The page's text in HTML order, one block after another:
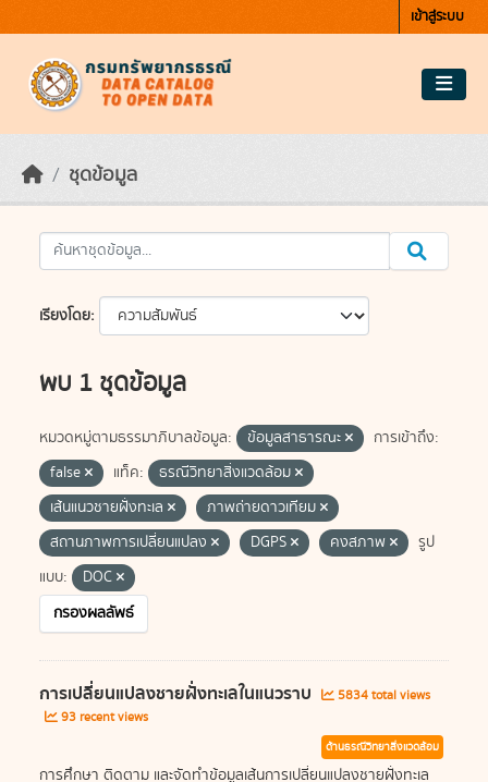
เข้าสู่ระบบ
ชุดข้อมูล
เรียงโดย
พบ 1 ชุดข้อมูล
หมวดหมู่ตามธรรมาภิบาลข้อมูล: ข้อมูลสาธารณะ
การเข้าถึง:
false
แท็ค:
ธรณีวิทยาสิ่งแวดล้อม
เส้นแนวชายฝั่งทะเล
ภาพถ่ายดาวเทียม
สถานภาพการเปลี่ยนแปลง
DGPS คงสภาพ
รูป
แบบ:
DOC
กรองผลลัพธ์
การเปลี่ยนแปลงชายฝั่งทะเลในแนวราบ
5834 total views
93 recent views
ด้านธรณีวิทยาสิ่งแวดล้อม
การศึกษา ติดตาม และจัดทำข้อมูลเส้นการเปลี่ยนแปลงชายฝั่งทะเล